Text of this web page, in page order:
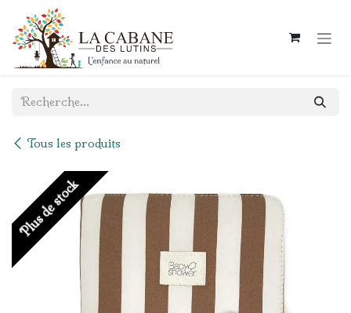
Se rendre au contenu
Tous les produits
Plus de stock